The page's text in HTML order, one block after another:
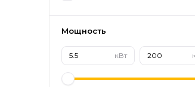
Мощность
кВт